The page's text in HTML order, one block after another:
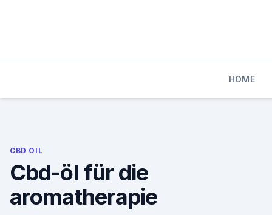
HOME
CBD OIL
Cbd-öl für die
aromatherapie